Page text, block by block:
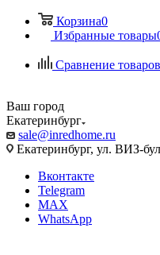
Корзина0
Избранные товары
Сравнение товаров
Ваш город
Екатеринбург
sale@inredhome.ru
Екатеринбург, ул. ВИЗ-
Вконтакте
Telegram
MAX
WhatsApp